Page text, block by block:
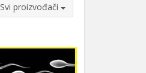
Svi proizvođači